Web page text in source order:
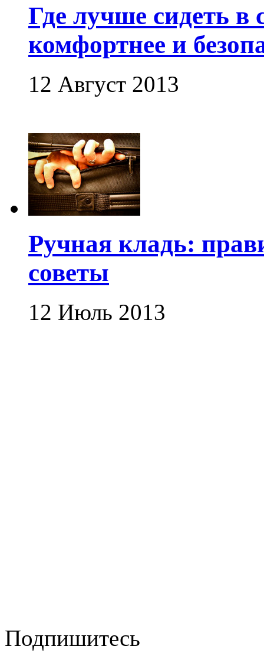
Где лучше сидеть в
комфортнее и
12 Август 2013
Ручная кладь:
советы
12 Июль 2013
Подпишитесь